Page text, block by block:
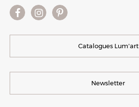
Catalogues Lum'art
Newsletter